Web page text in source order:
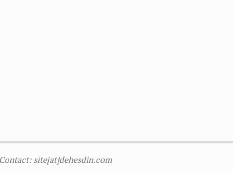
site[at]dehesdin.com